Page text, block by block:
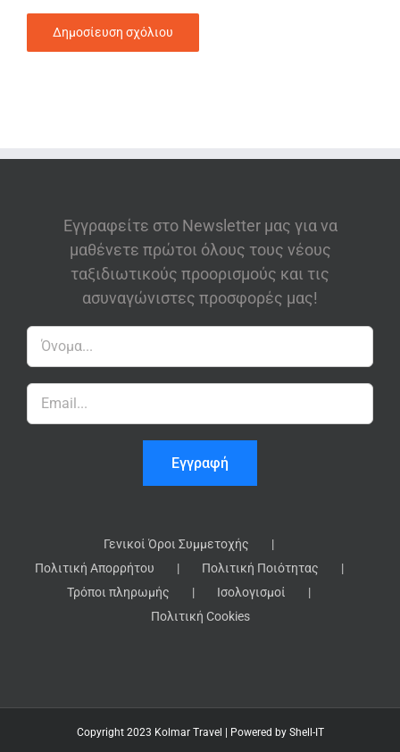
Εγγραφείτε στο Newsletter μας για να
μαθένετε πρώτοι όλους τους νέους
ταξιδιωτικούς προορισμούς και τις
ασυναγώνιστες προσφορές μας!
Γενικοί Όροι Συμμετοχής
Πολιτική Απορρήτου
Πολιτική Ποιότητας
Τρόποι πληρωμής
Ισολογισμοί
Πολιτική Cookies
Copyright 2023 Kolmar Travel | Powered by Shell-IT